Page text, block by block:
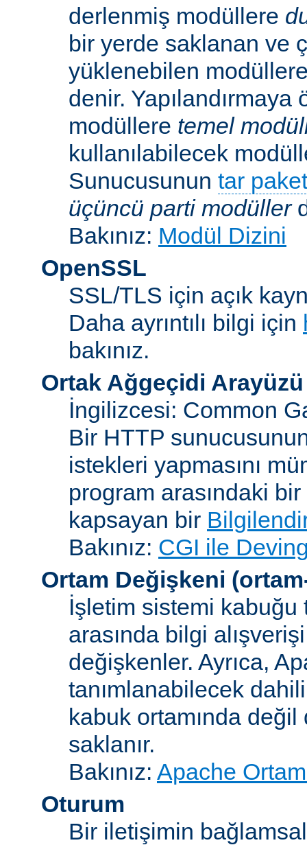
derlenmiş modüllere
bir yerde saklanan ve
yüklenebilen
denir. Yapılandırmaya
modüllere temel
kullanılabilecek
Sunucusunun tar
üçüncü parti modüller
Bakınız: Modül Dizini
OpenSSL
SSL/TLS için açık
Daha ayrıntılı bilgi için
bakınız.
Ortak Ağgeçidi Arayüzü
İngilizcesi: Common
Bir HTTP
istekleri yapmasını
program arasındaki
kapsayan bir
Bakınız: CGI ile
Ortam Değişkeni
İşletim sistemi kabuğu
arasında bilgi
değişkenler. Ayrıca,
tanımlanabilecek
kabuk ortamında değil
saklanır.
Bakınız: Apache
Oturum
Bir iletişimin